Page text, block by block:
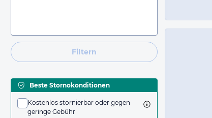
Filtern
Beste Stornokonditionen
Kostenlos stornierbar oder gegen
geringe Gebühr